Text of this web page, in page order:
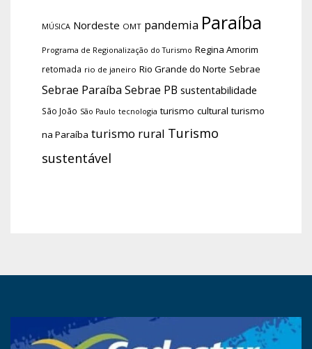
MÚSICA Nordeste OMT pandemia Paraíba
Programa de Regionalização do Turismo Regina Amorim
retomada rio de janeiro Rio Grande do Norte Sebrae
Sebrae Paraíba Sebrae PB sustentabilidade
São João São Paulo tecnologia turismo cultural turismo
na Paraíba turismo rural Turismo
sustentável